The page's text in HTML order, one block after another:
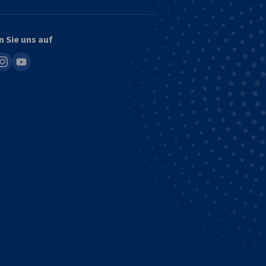
Sie uns auf
youtube